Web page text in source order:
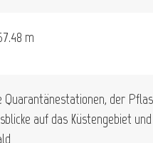
m
Quarantänestationen, der
auf das Küstengebiet